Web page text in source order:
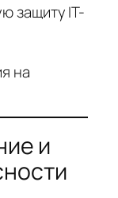
защиту IT-
на
и